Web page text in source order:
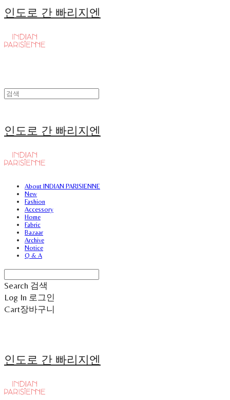
인도로 간 빠리지엔
인도로 간 빠리지엔
About INDIAN PARISIENNE
New
Fashion
Accessory
Home
Fabric
Bazaar
Archive
Notice
Q & A
Search 검색
Log In 로그인
Cart장바구니
인도로 간 빠리지엔